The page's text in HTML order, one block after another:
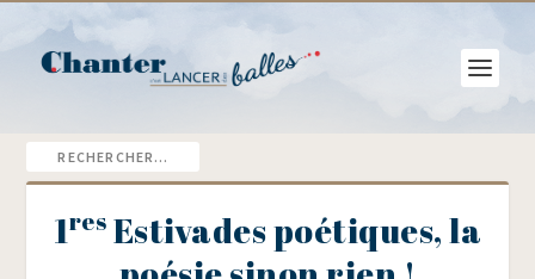
1res Estivades poétiques, la